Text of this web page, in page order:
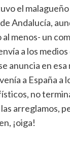
el
Andalucía,
menos- un
a los
anuncia en
a España
no
arreglamos,
¡oiga!